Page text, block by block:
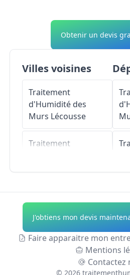
Obtenir un devis
Villes voisines
Traitement
d'Humidité des
Murs Lécousse
Traitement
Traitement
d'Humidité des
Murs Javené
Traitement
d'Humidité des
Laignelet
J'obtiens mon devis
Faire apparaitre mon
Mentions
Contactez
© 2026